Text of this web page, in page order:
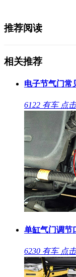
推荐阅读
相关推荐
电子节气门常
6122 有车 点
单缸气门调节
6230 有车 点